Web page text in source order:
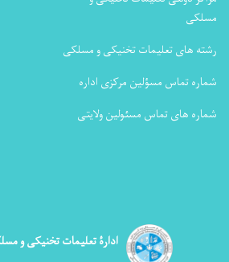
مسلکی
رشته های تعلیمات تخنیکی و مسلکی
شماره تماس مسؤلین مرکزی اداره
شماره های تماس مسئولین ولایتی
ادارۀ تعلیمات تخنیکی و